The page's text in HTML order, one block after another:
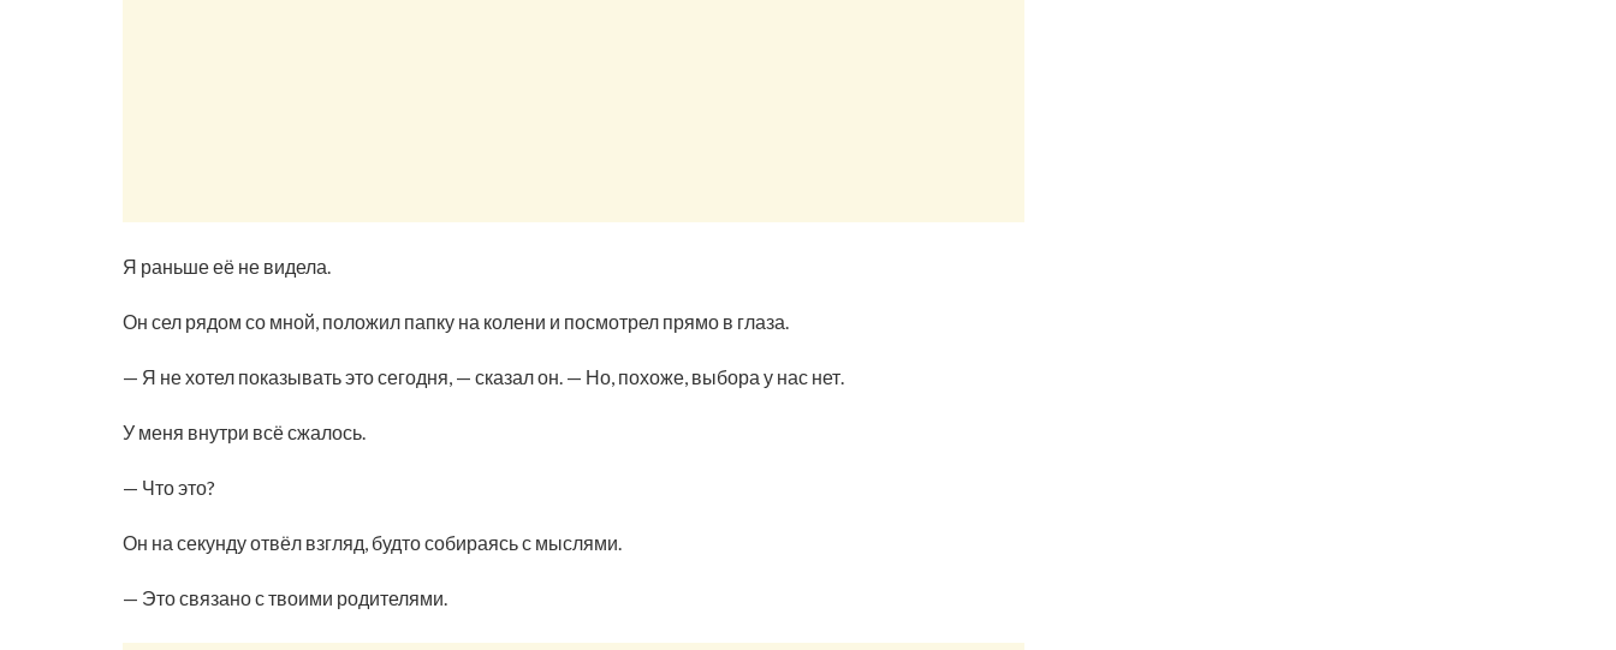
Я раньше её не видела.
Он сел рядом со мной, положил папку на колени и посмотрел прямо в глаза.
— Я не хотел показывать это сегодня, — сказал он. — Но, похоже, выбора у нас нет.
У меня внутри всё сжалось.
— Что это?
Он на секунду отвёл взгляд, будто собираясь с мыслями.
— Это связано с твоими родителями.